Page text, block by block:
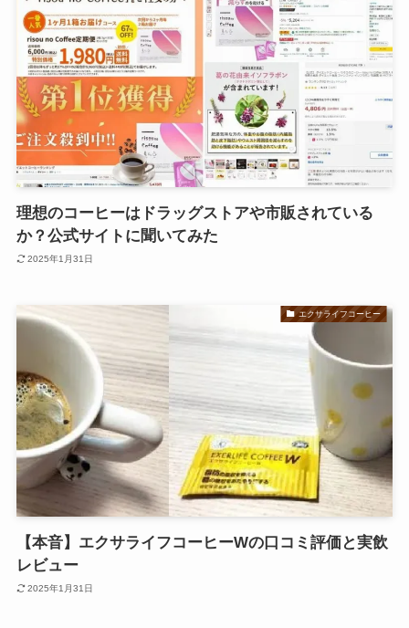
理想のコーヒーはドラッグストアや市販されている
か？公式サイトに聞いてみた
2025年1月31日
エクサライフコーヒー
【本音】エクサライフコーヒーWの口コミ評価と実飲
レビュー
2025年1月31日